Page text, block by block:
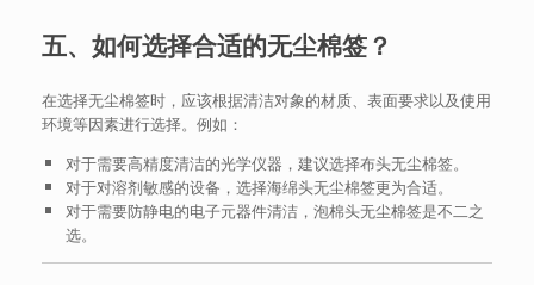
五、如何选择合适的无尘棉签？
在选择无尘棉签时，应该根据清洁对象的材质、表面要求以及使用
环境等因素进行选择。例如：
对于需要高精度清洁的光学仪器，建议选择布头无尘棉签。
对于对溶剂敏感的设备，选择海绵头无尘棉签更为合适。
对于需要防静电的电子元器件清洁，泡棉头无尘棉签是不二之
选。